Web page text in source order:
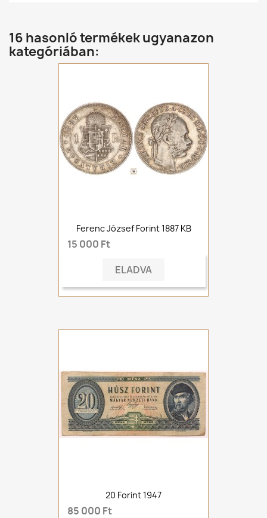
16 hasonló termékek ugyanazon
kategóriában:
Ferenc József Forint 1887 KB
15 000 Ft
ELADVA
20 Forint 1947
85 000 Ft